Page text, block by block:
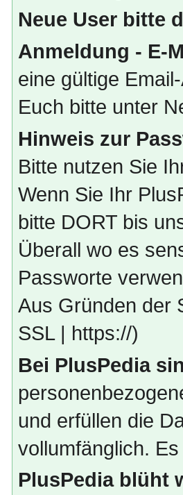
Neue User bitte
Anmeldung - E-
eine gültige
Euch bitte unter
Hinweis zur
Bitte nutzen Sie
Wenn Sie Ihr
bitte DORT bis
Überall wo es
Passworte
Aus Gründen der
SSL | https://)
Bei PlusPedia
und erfüllen die
vollumfänglich.
PlusPedia blüht